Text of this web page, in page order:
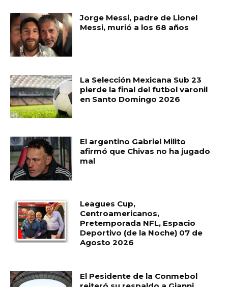
Jorge Messi, padre de Lionel
Messi, murió a los 68 años
La Selección Mexicana Sub 23
pierde la final del futbol varonil
en Santo Domingo 2026
El argentino Gabriel Milito
afirmó que Chivas no ha jugado
mal
Leagues Cup,
Centroamericanos,
Pretemporada NFL, Espacio
Deportivo (de la Noche) 07 de
Agosto 2026
El Pesidente de la Conmebol